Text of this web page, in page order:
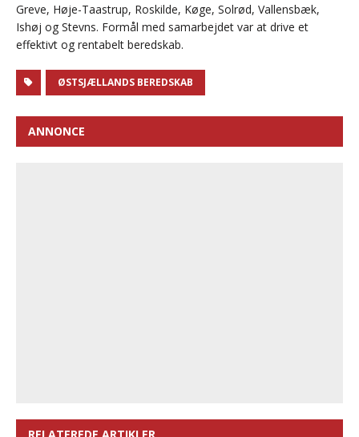
Greve, Høje-Taastrup, Roskilde, Køge, Solrød, Vallensbæk,
Ishøj og Stevns. Formål med samarbejdet var at drive et
effektivt og rentabelt beredskab.
ØSTSJÆLLANDS BEREDSKAB
ANNONCE